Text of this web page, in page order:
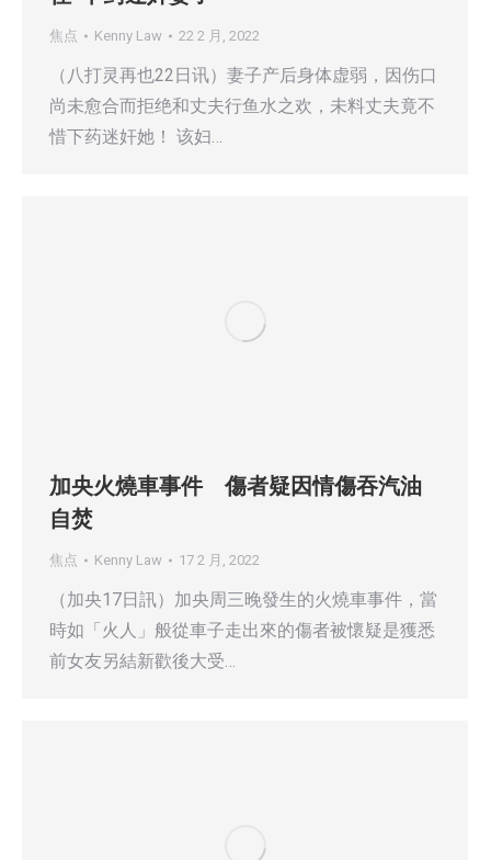
焦点 Kenny Law 22 2 月, 2022
（八打灵再也22日讯）妻子产后身体虚弱，因伤口
尚未愈合而拒绝和丈夫行鱼水之欢，未料丈夫竟不
惜下药迷奸她！ 该妇…
加央火燒車事件 傷者疑因情傷吞汽油
自焚
焦点 Kenny Law 17 2 月, 2022
（加央17日訊）加央周三晚發生的火燒車事件，當
時如「火人」般從車子走出來的傷者被懷疑是獲悉
前女友另結新歡後大受…